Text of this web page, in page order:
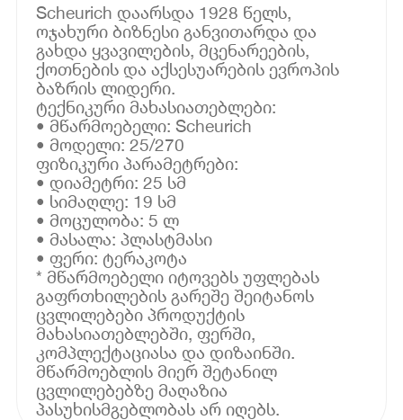
Scheurich დაარსდა 1928 წელს,
ოჯახური ბიზნესი განვითარდა და
გახდა ყვავილების, მცენარეების,
ქოთნების და აქსესუარების ევროპის
ბაზრის ლიდერი.
ტექნიკური მახასიათებლები:
• მწარმოებელი: Scheurich
• მოდელი: 25/270
ფიზიკური პარამეტრები:
• დიამეტრი: 25 სმ
• სიმაღლე: 19 სმ
• მოცულობა: 5 ლ
• მასალა: პლასტმასი
• ფერი: ტერაკოტა
* მწარმოებელი იტოვებს უფლებას
გაფრთხილების გარეშე შეიტანოს
ცვლილებები პროდუქტის
მახასიათებლებში, ფერში,
კომპლექტაციასა და დიზაინში.
მწარმოებლის მიერ შეტანილ
ცვლილებებზე მაღაზია
პასუხისმგებლობას არ იღებს.